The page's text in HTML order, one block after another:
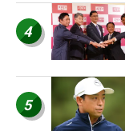
4
5